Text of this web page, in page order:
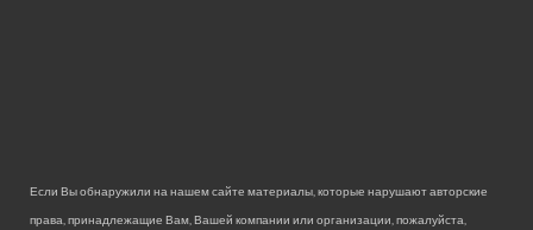
Если Вы обнаружили на нашем сайте материалы, которые нарушают авторские
права, принадлежащие Вам, Вашей компании или организации, пожалуйста,